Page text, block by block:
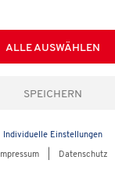
ALLE AUSWÄHLEN
Individuelle Einstellungen
Impressum Datenschutz